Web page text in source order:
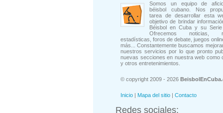
Somos un equipo de
béisbol cubano. Nos
tarea de desarrollar esta
objetivo de brindar
Béisbol en Cuba y su Serie
Ofrecemos noticias,
estadísticas, foros de debate, juegos
más... Constantemente buscamos
nuestros servicios por lo que pronto
nuevas secciones en nuestra web como
y otros entretenimientos.
© copyright 2009 - 2026
Inicio | Mapa del sitio | Contacto
Redes sociales: